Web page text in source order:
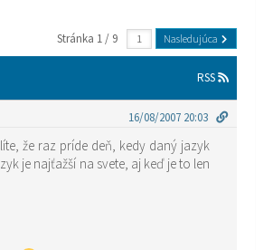
Stránka 1 / 9 Nasledujúca
RSS
16/08/2007 20:03
že raz príde deň, kedy daný jazyk
je najťažší na svete, aj keď je to len